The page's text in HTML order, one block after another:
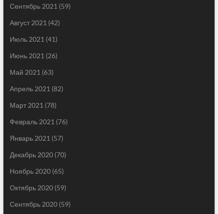
Сентябрь 2021 (59)
Август 2021 (42)
Июль 2021 (41)
Июнь 2021 (26)
Май 2021 (63)
Апрель 2021 (82)
Март 2021 (78)
Февраль 2021 (76)
Январь 2021 (57)
Декабрь 2020(70)
Ноябрь 2020(65)
Октябрь 2020(59)
Сентябрь 2020(59)